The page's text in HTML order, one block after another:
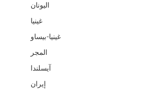
اليونان
غينيا
غينيا-بيساو
المجر
آيسلندا
إيران